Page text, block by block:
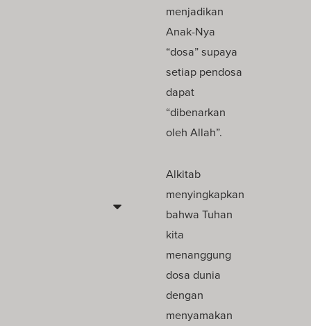
menjadikan
Anak-Nya
“dosa” supaya
setiap pendosa
dapat
“dibenarkan
oleh Allah”.
Alkitab
menyingkapkan
bahwa Tuhan
kita
menanggung
dosa dunia
dengan
menyamakan